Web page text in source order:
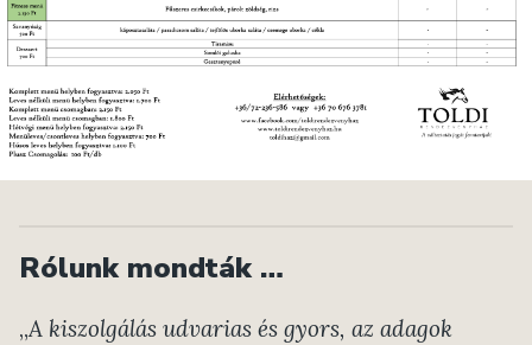
Rólunk mondták …
„A kiszolgálás udvarias és gyors, az adagok